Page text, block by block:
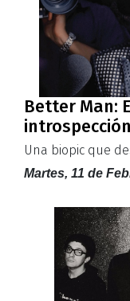
Better Man:
introspección
Una biopic que
Martes, 11 de